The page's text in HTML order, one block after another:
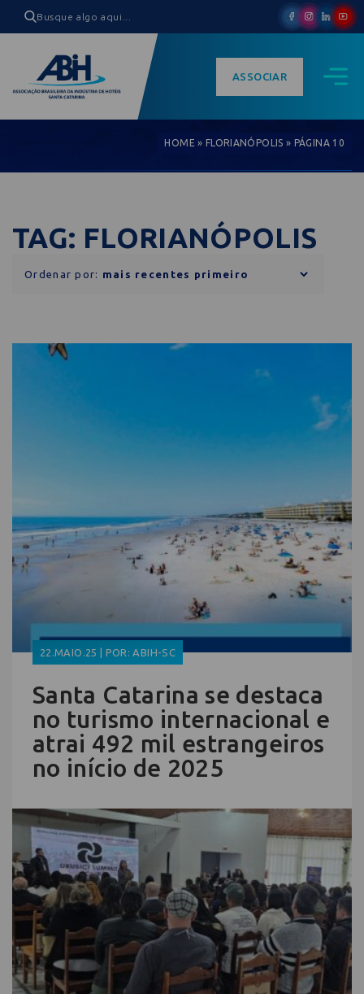
ASSOCIAR
HOME » FLORIANÓPOLIS » PÁGINA 10
TAG: FLORIANÓPOLIS
Ordenar por:
22.MAIO.25 | POR: ABIH-SC
Santa Catarina se destaca
no turismo internacional e
atrai 492 mil estrangeiros
no início de 2025